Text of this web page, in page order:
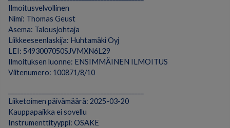
Ilmoitusvelvollinen
Nimi: Thomas Geust
Asema: Talousjohtaja
Liikkeeseenlaskija: Huhtamäki Oyj
LEI: 5493007050SJVMXN6L29
Ilmoituksen luonne: ENSIMMÄINEN ILMOITUS
Viitenumero: 100871/8/10
Liiketoimen päivämäärä: 2025-03-20
Kauppapaikka ei sovellu
Instrumenttityyppi: OSAKE